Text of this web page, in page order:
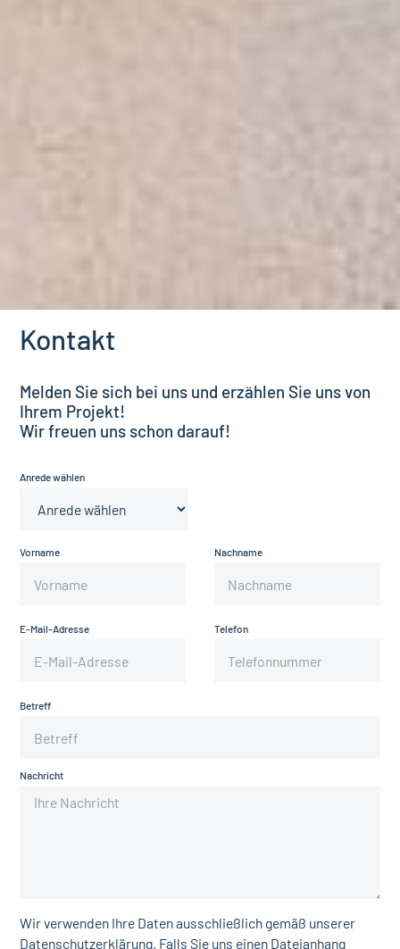
Kontakt
Melden Sie sich bei uns und erzählen Sie uns von
Ihrem Projekt!
Wir freuen uns schon darauf!
Anrede wählen
Vorname Nachname
E-Mail-Adresse Telefon
Betreff
Nachricht
Wir verwenden Ihre Daten ausschließlich gemäß unserer
Datenschutzerklärung. Falls Sie uns einen Dateianhang